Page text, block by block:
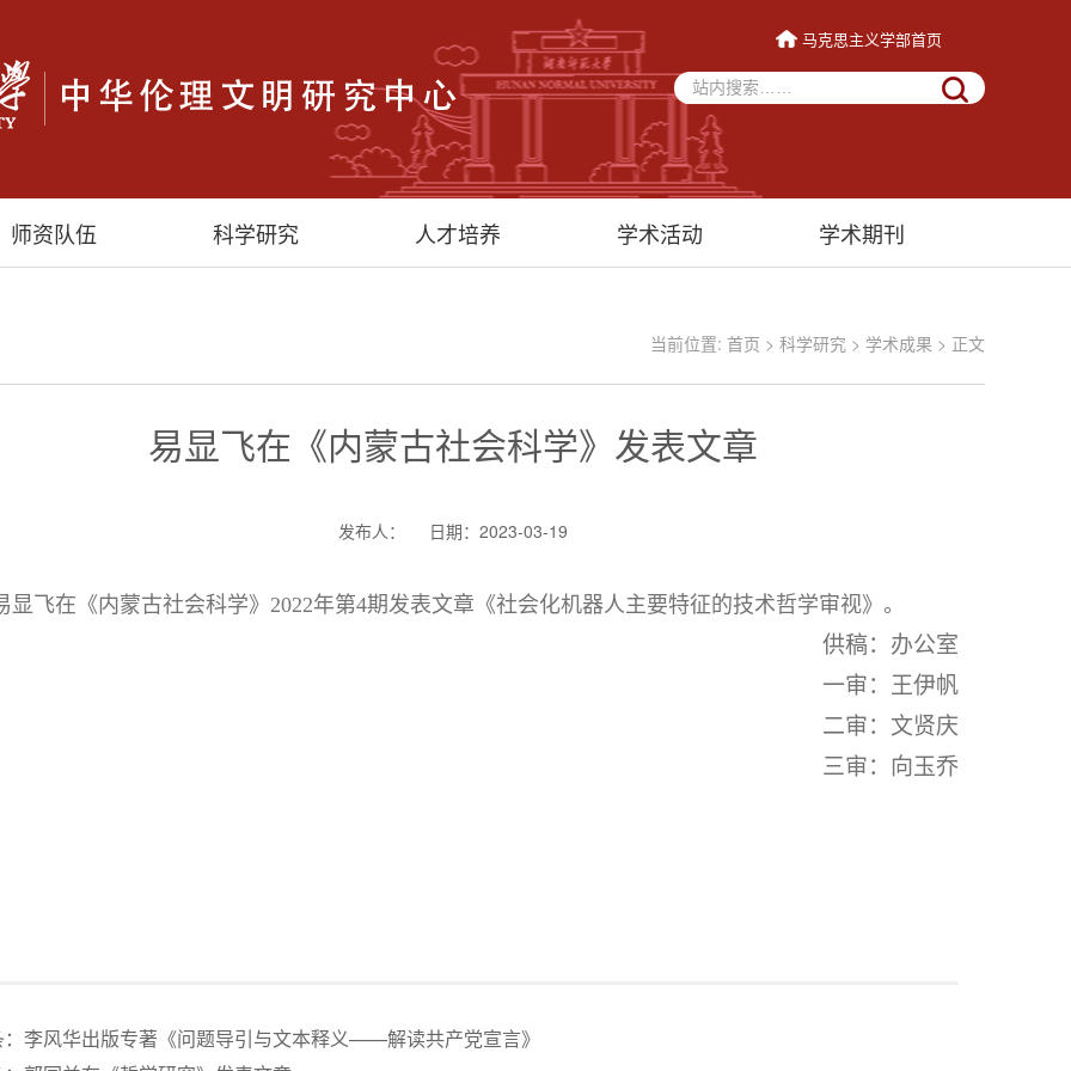
马克思主义学部首页
师资队伍 科学研究 人才培养 学术活动 学术期刊
当前位置: 首页 > 科学研究 > 学术成果 > 正文
易显飞在《内蒙古社会科学》发表文章
发布人： 日期：2023-03-19
显飞在《内蒙古社会科学》2022年第4期发表文章《社会化机器人主要特征的技术哲学审视》。
供稿：办公室
一审：王伊帆
二审：文贤庆
三审：向玉乔
：李风华出版专著《问题导引与文本释义——解读共产党宣言》